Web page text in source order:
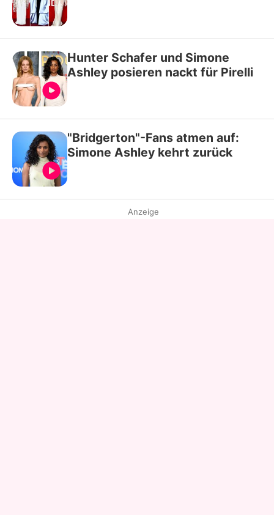
Hunter Schafer und Simone
Ashley posieren nackt für Pirelli
"Bridgerton"-Fans atmen auf:
Simone Ashley kehrt zurück
Anzeige